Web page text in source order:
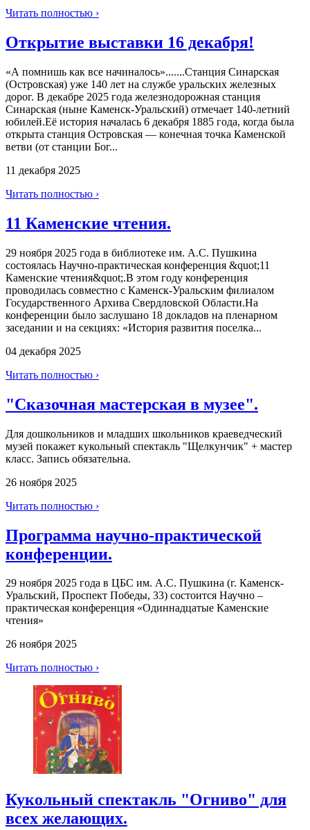
Читать полностью ›
Открытие выставки 16 декабря!
«А помнишь как все начиналось».......Станция Синарская
(Островская) уже 140 лет на службе уральских железных
дорог. В декабре 2025 года железнодорожная станция
Синарская (ныне Каменск-Уральский) отмечает 140-летний
юбилей.Её история началась 6 декабря 1885 года, когда была
открыта станция Островская — конечная точка Каменской
ветви (от станции Бог...
11 декабря 2025
Читать полностью ›
11 Каменские чтения.
29 ноября 2025 года в библиотеке им. А.С. Пушкина
состоялась Научно-практическая конференция &quot;11
Каменские чтения&quot;.В этом году конференция
проводилась совместно с Каменск-Уральским филиалом
Государственного Архива Свердловской Области.На
конференции было заслушано 18 докладов на пленарном
заседании и на секциях: «История развития поселка...
04 декабря 2025
Читать полностью ›
"Сказочная мастерская в музее".
Для дошкольников и младших школьников краеведческий
музей покажет кукольный спектакль "Щелкунчик" + мастер
класс. Запись обязательна.
26 ноября 2025
Читать полностью ›
Программа научно-практической
конференции.
29 ноября 2025 года в ЦБС им. А.С. Пушкина (г. Каменск-
Уральский, Проспект Победы, 33) состоится Научно –
практическая конференция «Одиннадцатые Каменские
чтения»
26 ноября 2025
Читать полностью ›
Кукольный спектакль "Огниво" для
всех желающих.